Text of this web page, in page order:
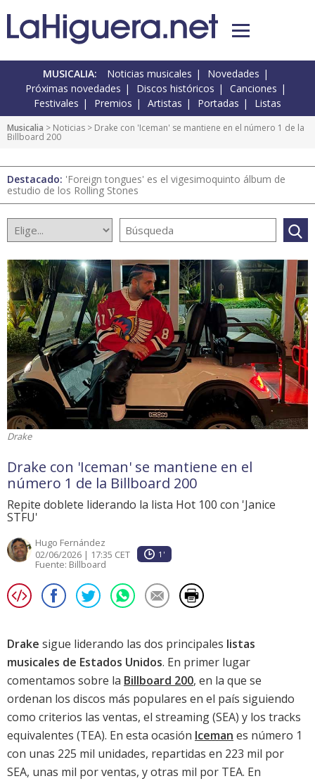
MUSICALIA: Noticias musicales
Novedades
Próximas novedades
Discos históricos
Canciones
Festivales
Premios Artistas Portadas Listas
Musicalia > Noticias > Drake con 'Iceman' se mantiene en el número 1 de la
Billboard 200
Destacado: 'Foreign tongues' es el vigesimoquinto álbum de
estudio de los Rolling Stones
Drake
Drake con 'Iceman' se mantiene en el
número 1 de la Billboard 200
Repite doblete liderando la lista Hot 100 con 'Janice
STFU'
Hugo Fernández
02/06/2026 | 17:35 CET
1'
Fuente: Billboard
Drake sigue liderando las dos principales listas
musicales de Estados Unidos. En primer lugar
comentamos sobre la Billboard 200, en la que se
ordenan los discos más populares en el país siguiendo
como criterios las ventas, el streaming (SEA) y los tracks
equivalentes (TEA). En esta ocasión Iceman es número 1
con unas 225 mil unidades, repartidas en 223 mil por
SEA, unas mil por ventas, y otras mil por TEA. En